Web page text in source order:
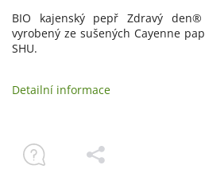
BIO kajenský pepř Zdravý
vyrobený ze sušených Cayenne
SHU.
Detailní informace